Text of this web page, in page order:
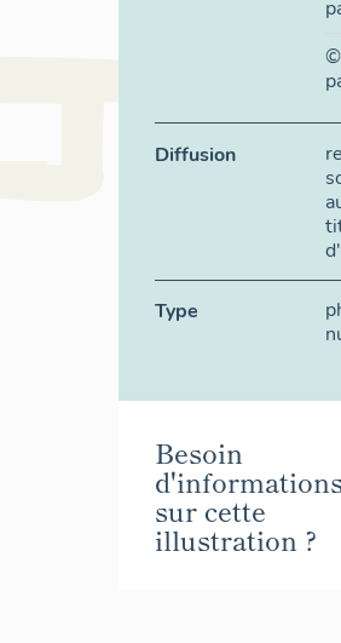
Diffusion
Type
Besoin
sur cette
illustration ?